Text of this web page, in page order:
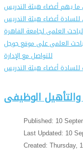
يهم أعضاء هيئة التدريس
للسادة أعضاء هيئة التدريس
العلمى لجامعة القاهرة
العلمى على موقع جوجل
للتواصل مع الإدارة
أعضاء هيئة التدريس
الوظيفى
Published: 10
Last Updated: 10
Created: Thursday,